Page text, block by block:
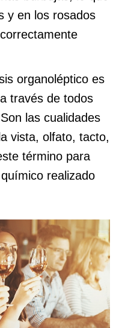
y en los rosados
organoléptico es
través de todos
las cualidades
vista, olfato, tacto,
término para
realizado